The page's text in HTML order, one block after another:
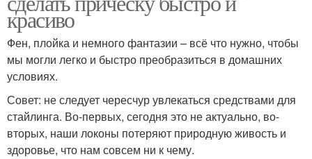
красиво
Фен, плойка и немного фантазии – всё что нужно, чтобы
мы могли легко и быстро преобразиться в домашних
условиях.
Совет: не следует чересчур увлекаться средствами для
стайлинга. Во-первых, сегодня это не актуально, во-
вторых, наши локоны потеряют природную живость и
здоровье, что нам совсем ни к чему.